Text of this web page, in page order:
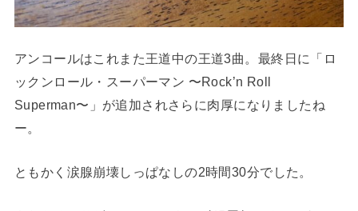
アンコールはこれまた王道中の王道3曲。最終日に「ロ
ックンロール・スーパーマン 〜Rock’n Roll
Superman〜」が追加されさらに肉厚になりましたね
ー。
ともかく涙腺崩壊しっぱなしの2時間30分でした。